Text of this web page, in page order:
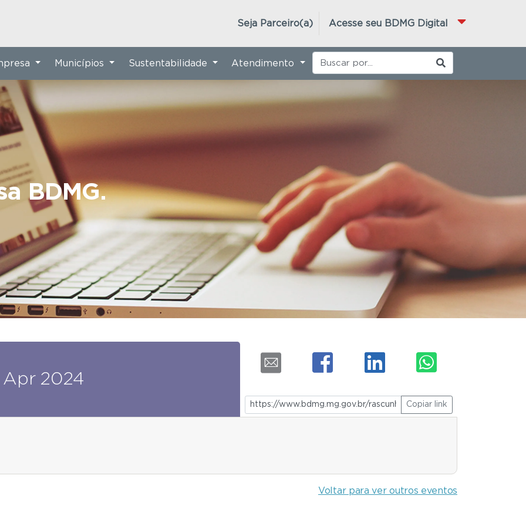
Acesse seu BDMG Digital
Seja Parceiro(a)
BDMG.
Municípios Sustentabilidade Atendimento
Apr 2024
Copiar link
Voltar para ver outros eventos